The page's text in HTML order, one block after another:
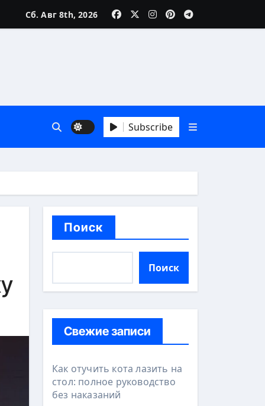
Сб. Авг 8th, 2026
Subscribe
Поиск
Поиск
Свежие записи
Как отучить кота лазить на
стол: полное руководство
без наказаний